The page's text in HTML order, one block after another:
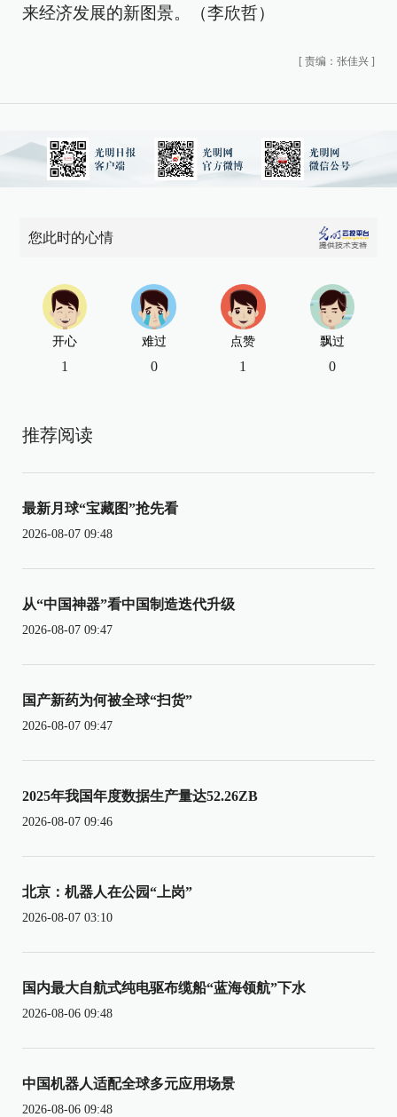
来经济发展的新图景。（李欣哲）
[ 责编：张佳兴 ]
您此时的心情
开心
1
难过
0
点赞
1
飘过
0
推荐阅读
最新月球“宝藏图”抢先看
2026-08-07 09:48
从“中国神器”看中国制造迭代升级
2026-08-07 09:47
国产新药为何被全球“扫货”
2026-08-07 09:47
2025年我国年度数据生产量达52.26ZB
2026-08-07 09:46
北京：机器人在公园“上岗”
2026-08-07 03:10
国内最大自航式纯电驱布缆船“蓝海领航”下水
2026-08-06 09:48
中国机器人适配全球多元应用场景
2026-08-06 09:48